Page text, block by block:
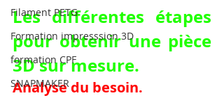
Filament PETG
Formation impresssion 3D
formation CPF
SNAPMAKER
Les différentes étapes
pour obtenir une pièce
3D sur mesure.
Analyse du besoin.